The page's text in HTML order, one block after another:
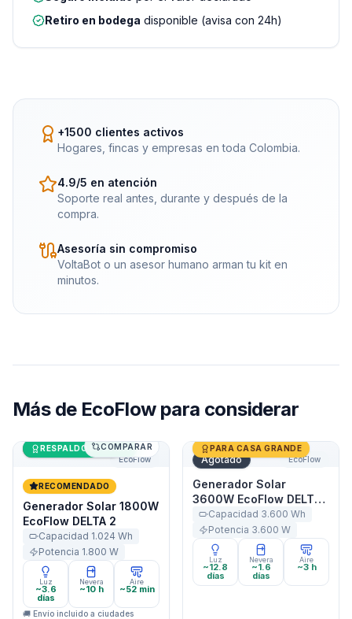
Retiro en bodega disponible (avisa con 24h)
+1500 clientes activos
Hogares, fincas y empresas en toda Colombia.
4.9/5 en atención
Soporte real antes, durante y después de la
compra.
Asesoría sin compromiso
VoltaBot o un asesor humano arman tu kit en
minutos.
Más de EcoFlowpara considerar
Generador Solar 1800W EcoFlow DELTA 2
EcoFlow
Últimas unidades
RESPALDO DE CASA
COMPARAR
RECOMENDADO
Generador Solar 1800W
EcoFlow DELTA 2
Capacidad 1.024 Wh
Potencia 1.800 W
Luz
~3.6
días
Nevera
~10 h
Aire
~52 min
🚚 Envío incluido a ciudades
Generador Solar 3600W
Agotado EcoFlow
PARA CASA GRANDE
Generador Solar
3600W EcoFlow DELTA
ProCapacidad 3.600 Wh
Potencia 3.600 W
Luz
~12.8
días
Nevera
~1.6
días
Aire
~3 h